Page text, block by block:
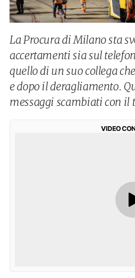
La Procura di Milano sta
accertamenti sia sul
quello di un suo collega
e dopo il deragliamento.
messaggi scambiati con il
VIDEO